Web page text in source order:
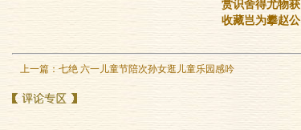
赏识舍得尤物获
收藏岂为攀赵公
上一篇： 七绝 六一儿童节陪次孙女逛儿童乐园感吟